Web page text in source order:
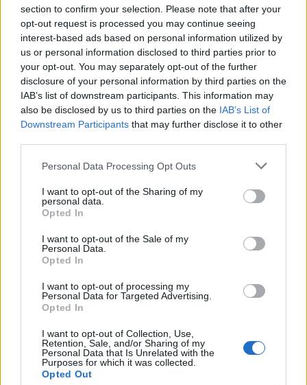
section to confirm your selection. Please note that after your
opt-out request is processed you may continue seeing
interest-based ads based on personal information utilized by
us or personal information disclosed to third parties prior to
your opt-out. You may separately opt-out of the further
disclosure of your personal information by third parties on the
IAB’s list of downstream participants. This information may
also be disclosed by us to third parties on the IAB’s List of
Downstream Participants that may further disclose it to other
Please note that this website/app uses one or more Google
not limited to your visit or usage behaviour. You may click to
grant or deny consent to Google and its third-party tags to
use your data for below specified purposes in below Google
consent section.
Personal Data Processing Opt Outs
I want to opt-out of the Sharing of my
personal data.
Opted In
I want to opt-out of the Sale of my
Personal Data.
Opted In
I want to opt-out of processing my
Personal Data for Targeted Advertising.
Opted In
I want to opt-out of Collection, Use,
Retention, Sale, and/or Sharing of my
Personal Data that Is Unrelated with the
Purposes for which it was collected.
Opted Out
Σημειώνεται ότι μετά το πάνελ είχε συνάντηση με
τον Εκτελεστικό Αντιπρόεδρο της Cheniere,
Anatol Feygin, της μεγαλύτερης εταιρείας
παραγωγής και εξαγωγής υγροποιημένου
φυσικού αερίου στις ΗΠΑ και δεύτερης
μεγαλύτερη παγκοσμίως.
Την Πέμπτη 11 Ιουνίου, ο Υπουργός
Περιβάλλοντος και Ενέργειας θα μεταβεί με τον
Χιούστον για την Υπουργική Συνεδρίαση της
πρωτοβουλίας για την Ενέργεια 3+1, όπου
αναμένεται να πραγματοποιηθεί η υπογραφή της
ιδρυτικής διακήρυξης του Ενεργειακού Κέντρου
Center) με το Πανεπιστήμιο Rice.